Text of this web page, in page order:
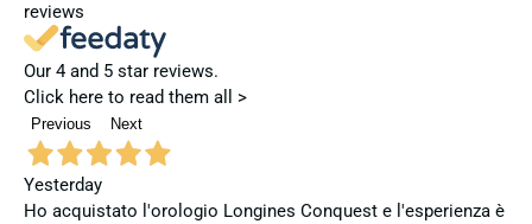
reviews
Our 4 and 5 star reviews.
Click here to read them all >
Previous Next
Yesterday
Ho acquistato l'orologio Longines Conquest e l'esperienza è